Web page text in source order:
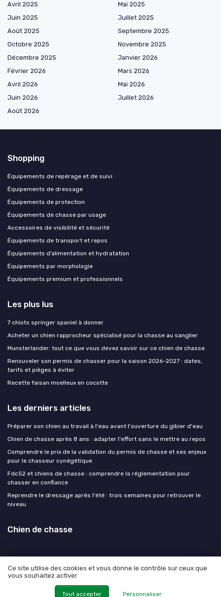
Avril 2025
Mai 2025
Juin 2025
Juillet 2025
Août 2025
Septembre 2025
Octobre 2025
Novembre 2025
Décembre 2025
Janvier 2026
Février 2026
Mars 2026
Avril 2026
Mai 2026
Juin 2026
Juillet 2026
Août 2026
Shopping
Équipements de repérage et de suivi
Équipements de dressage
Équipements de protection
Équipements de chasse par usage
Accessoires de visibilité et sécurité
Équipements de transport et repos
Équipements d’alimentation et hydratation
Équipements par morphologie
Équipements premium et professionnels
Les plus lus
7 chiots springer spaniel à donner
Acheter un chien rapprocheur spécialisé pour la chasse au sanglier
Munsterlander: tout ce que vous devez savoir sur ce chien de chasse
Renouveler son permis de chasser pour la saison 2026-2027 : dates,
tarifs et pièges à éviter
Recette faisan moelleux en cocotte
Les derniers articles
Préparer son chien au travail à l'eau avant l'ouverture du gibier d'eau
Chien de chasse après 8 ans : adapter l'effort sans le mettre au repos
Comprendre le prix de la validation du permis de chasse et ses enjeux
pour le chasseur cynégétique
Fdc52 et chiens de chasse : comprendre la réglementation pour
chasser en confiance
Reprendre le dressage après l'été : trois semaines pour retrouver le
niveau
Chien de chasse
Mentions légales
© Chien de chasse 2026
Ce site utilise des cookies et vous donne le contrôle sur ceux que
vous souhaitez activer
Tout accepter Personnaliser